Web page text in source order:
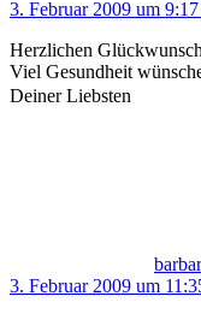
3. Februar 2009 um
Herzlichen
Viel Gesundheit
Deiner Liebsten
3. Februar 2009 um